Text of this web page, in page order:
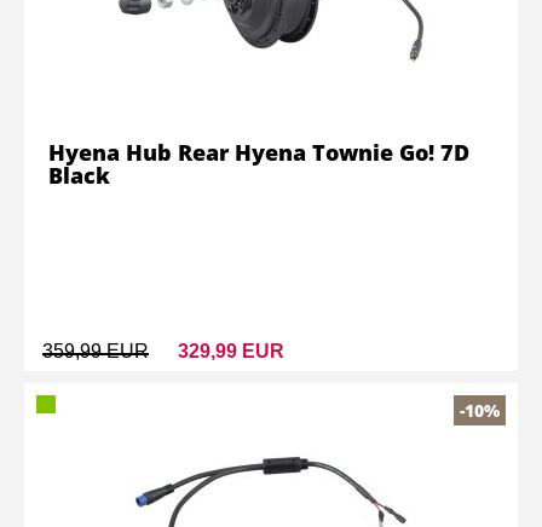
359,99 EUR 329,99 EUR
Hyena Hub Rear Hyena Townie Go! 7D
Black
-10%